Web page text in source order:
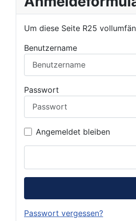
Um diese Seite R25
Benutzername
Passwort
Angemeldet bleiben
Passwort vergessen?